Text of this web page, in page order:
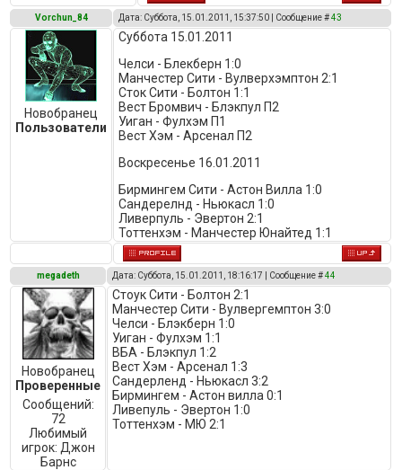
Vorchun_84 Дата: Суббота, 15.01.2011, 15:37:50 | Сообщение #43
Новобранец
Пользователи
Суббота 15.01.2011
Челси - Блекберн 1:0
Манчестер Сити - Вулверхэмптон 2:1
Сток Сити - Болтон 1:1
Вест Бромвич - Блэкпул П2
Уиган - Фулхэм П1
Вест Хэм - Арсенал П2
Воскресенье 16.01.2011
Бирмингем Сити - Астон Вилла 1:0
Сандерелнд - Ньюкасл 1:0
Ливерпуль - Эвертон 2:1
Тоттенхэм - Манчестер Юнайтед 1:1
megadeth Дата: Суббота, 15.01.2011, 18:16:17 | Сообщение #44
Новобранец
Проверенные
Сообщений:
72
Любимый
игрок: Джон
Барнс
Стоук Сити - Болтон 2:1
Манчестер Сити - Вулвергемптон 3:0
Челси - Блэкберн 1:0
Уиган - Фулхэм 1:1
ВБА - Блэкпул 1:2
Вест Хэм - Арсенал 1:3
Сандерленд - Ньюкасл 3:2
Бирмингем - Астон вилла 0:1
Ливепуль - Эвертон 1:0
Тоттенхэм - МЮ 2:1